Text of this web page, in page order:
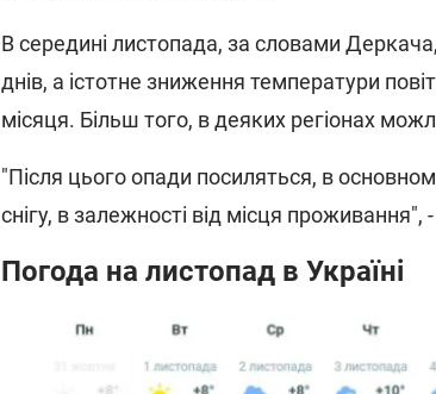
В середині листопада, за словами
днів, а істотне зниження температури
місяця. Більш того, в деяких регіонах
"Після цього опади посиляться, в
снігу, в залежності від місця проживання",
Погода на листопад в Україні